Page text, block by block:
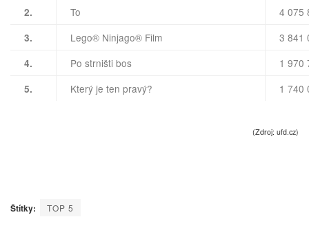
2. To 4 075
3. Lego® Ninjago® Film 3 841
4. Po strništi bos 1 970
5. Který je ten pravý? 1 740
(Zdroj: ufd.cz)
Štítky: TOP 5